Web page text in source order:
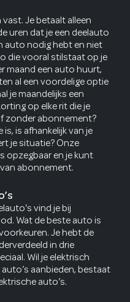
vast. Je betaalt alleen
uren dat je een deelauto
auto nodig hebt en niet
die vooral stilstaat op je
maand een auto huurt,
al een voordelige optie
je maandelijks een
op elke rit die je
zonder abonnement?
is afhankelijk van je
je situatie? Onze
opzegbaar en je kunt
abonnement.
vind je bij
Wat de beste auto is
Je hebt de
in drie
Wil je elektrisch
aanbieden, bestaat
auto’s.